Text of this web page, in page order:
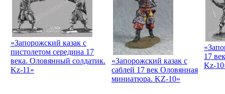
«Запорожский казак с
пистолетом середина 17
века. Оловянный солдатик.
Kz-11»
«Запорожский казак с
саблей 17 век Оловянная
миниатюра. KZ-10»
17
Kz-